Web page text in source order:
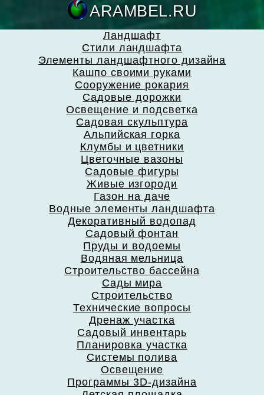
Ландшафт
Стили ландшафта
Элементы ландшафтного дизайна
Кашпо своими руками
Сооружение рокария
Садовые дорожки
Освещение и подсветка
Садовая скульптура
Альпийская горка
Клумбы и цветники
Цветочные вазоны
Садовые фигуры
Живые изгороди
Газон на даче
Водные элементы ландшафта
Декоративный водопад
Садовый фонтан
Пруды и водоемы
Водяная мельница
Строительство бассейна
Сады мира
Строительство
Технические вопросы
Дренаж участка
Садовый инвентарь
Планировка участка
Системы полива
Освещение
Программы 3D-дизайна